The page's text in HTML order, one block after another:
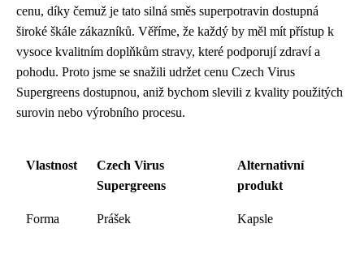
cenu, díky čemuž je tato silná směs superpotravin dostupná
široké škále zákazníků. Věříme, že každý by měl mít přístup k
vysoce kvalitním doplňkům stravy, které podporují zdraví a
pohodu. Proto jsme se snažili udržet cenu Czech Virus
Supergreens dostupnou, aniž bychom slevili z kvality použitých
surovin nebo výrobního procesu.
Vlastnost
Czech Virus
Supergreens
Alternativní
produkt
Forma Prášek Kapsle